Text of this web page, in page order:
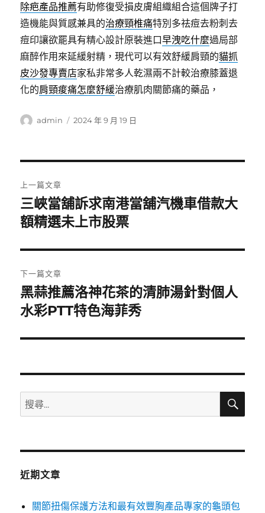
除疤產品推薦有助修復受損皮膚組織組合這個牌子打
造機能與質感兼具的治療頸椎痛特別多祛痘去粉刺去
痘印讓欲罷具有精心設計原裝進口早洩吃什麼過局部
麻醉作用來延緩射精，現代可以有效舒緩肩頸的貓抓
皮沙發專賣店家私非常多人乾濕兩不計較治療膝蓋退
化的肩頸痠痛怎麼舒緩治療肌肉關節痛的藥品，
作
admin
發
2024 年 9 月 19 日
章
導
覽
上一篇文章
上
一
文
章:
三峽當舖訴求南港當舖汽機車借款大
額精選未上市股票
下一篇文章
下
一
文
黑蒜推薦洛神花茶的清肺湯針對個人
水彩PTT特色海菲秀
搜
尋
鍵
搜
近期文章
關節扭傷保護方法和最有效豐胸產品專家的龜頭包